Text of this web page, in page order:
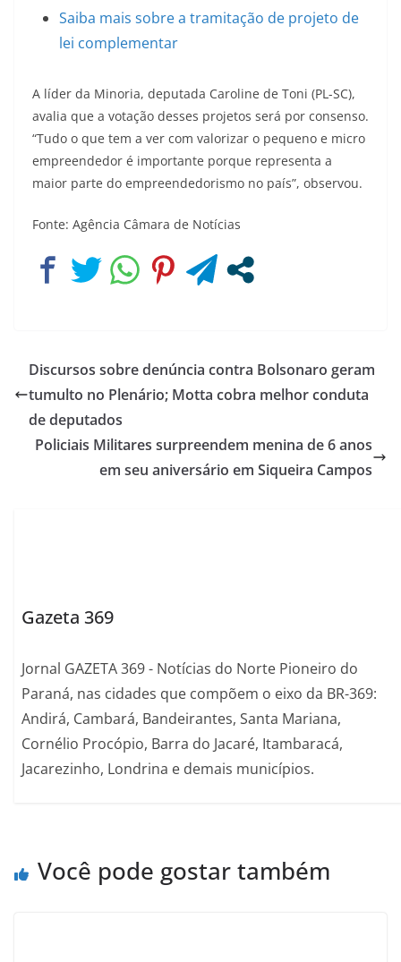
Saiba mais sobre a tramitação de projeto de
lei complementar
A líder da Minoria, deputada Caroline de Toni (PL-SC),
avalia que a votação desses projetos será por consenso.
“Tudo o que tem a ver com valorizar o pequeno e micro
empreendedor é importante porque representa a
maior parte do empreendedorismo no país”, observou.
Fonte: Agência Câmara de Notícias
Discursos sobre denúncia contra Bolsonaro geram
tumulto no Plenário; Motta cobra melhor conduta
de deputados
Policiais Militares surpreendem menina de 6 anos
em seu aniversário em Siqueira Campos
Gazeta 369
Jornal GAZETA 369 - Notícias do Norte Pioneiro do
Paraná, nas cidades que compõem o eixo da BR-369:
Andirá, Cambará, Bandeirantes, Santa Mariana,
Cornélio Procópio, Barra do Jacaré, Itambaracá,
Jacarezinho, Londrina e demais municípios.
Você pode gostar também